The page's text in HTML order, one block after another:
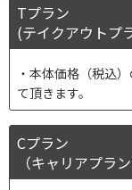
Tプラン
(テイクアウトプ
本体価格（税込
て頂きます。
Cプラン
（キャリアプラン